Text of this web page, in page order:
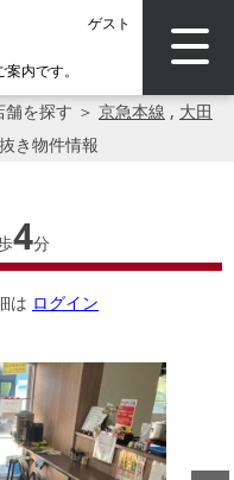
ゲスト
内です。
舗を探す ＞ 京急本線 , 大田
き物件情報
4分
は ログイン